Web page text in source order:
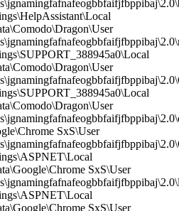
SxS\User
SxS\User
SxS\User